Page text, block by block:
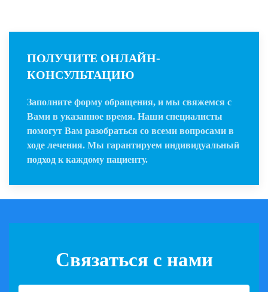
ПОЛУЧИТЕ ОНЛАЙН-
КОНСУЛЬТАЦИЮ
Заполните форму обращения, и мы свяжемся с
Вами в указанное время. Наши специалисты
помогут Вам разобраться со всеми вопросами в
ходе лечения. Мы гарантируем индивидуальный
подход к каждому пациенту.
Связаться с нами